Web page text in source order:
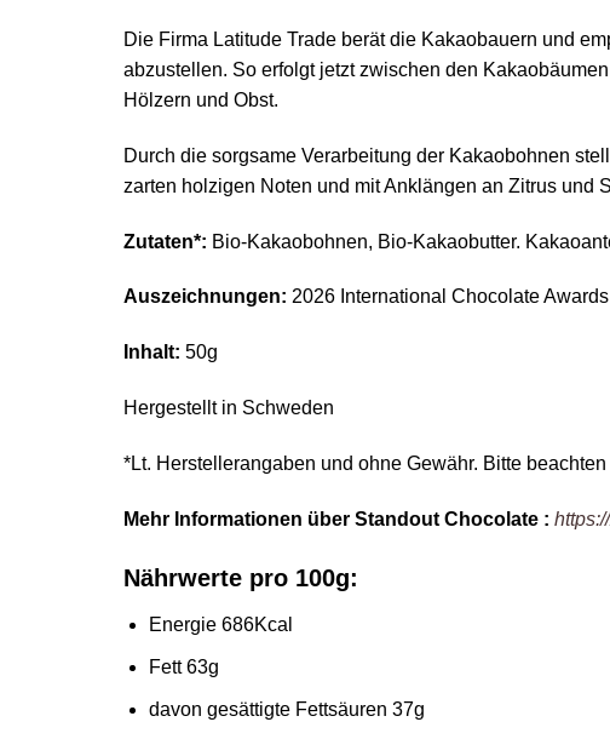
Die Firma Latitude Trade berät die Kakaobauern und
abzustellen. So erfolgt jetzt zwischen den
Hölzern und Obst.
Durch die sorgsame Verarbeitung der Kakaobohnen
zarten holzigen Noten und mit Anklängen an Zitrus und
Zutaten*: Bio-Kakaobohnen, Bio-Kakaobutter.
Auszeichnungen: 2026 International Chocolate
Inhalt: 50g
Hergestellt in Schweden
*Lt. Herstellerangaben und ohne Gewähr. Bitte
Mehr Informationen über Standout Chocolate :
Nährwerte pro 100g:
Energie 686Kcal
Fett 63g
davon gesättigte Fettsäuren 37g